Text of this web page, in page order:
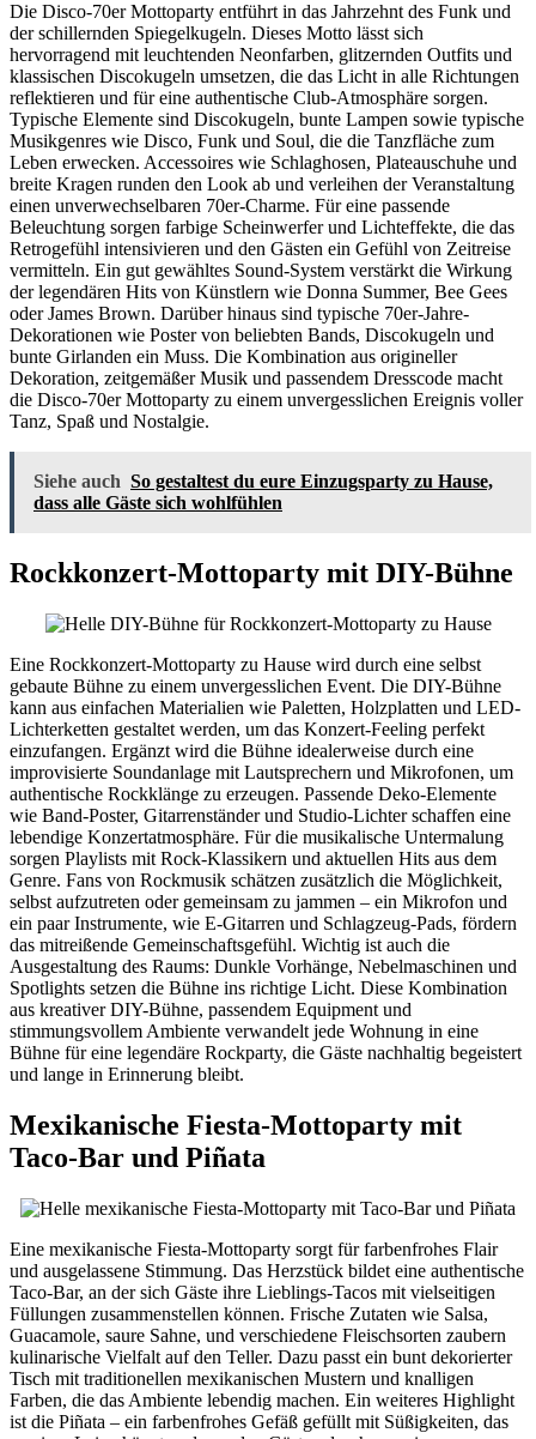
Die Disco-70er Mottoparty entführt in das Jahrzehnt des Funk und
der schillernden Spiegelkugeln. Dieses Motto lässt sich
hervorragend mit leuchtenden Neonfarben, glitzernden Outfits und
klassischen Discokugeln umsetzen, die das Licht in alle Richtungen
reflektieren und für eine authentische Club-Atmosphäre sorgen.
Typische Elemente sind Discokugeln, bunte Lampen sowie typische
Musikgenres wie Disco, Funk und Soul, die die Tanzfläche zum
Leben erwecken. Accessoires wie Schlaghosen, Plateauschuhe und
breite Kragen runden den Look ab und verleihen der Veranstaltung
einen unverwechselbaren 70er-Charme. Für eine passende
Beleuchtung sorgen farbige Scheinwerfer und Lichteffekte, die das
Retrogefühl intensivieren und den Gästen ein Gefühl von Zeitreise
vermitteln. Ein gut gewähltes Sound-System verstärkt die Wirkung
der legendären Hits von Künstlern wie Donna Summer, Bee Gees
oder James Brown. Darüber hinaus sind typische 70er-Jahre-
Dekorationen wie Poster von beliebten Bands, Discokugeln und
bunte Girlanden ein Muss. Die Kombination aus origineller
Dekoration, zeitgemäßer Musik und passendem Dresscode macht
die Disco-70er Mottoparty zu einem unvergesslichen Ereignis voller
Tanz, Spaß und Nostalgie.
Siehe auch So gestaltest du eure Einzugsparty zu Hause,
dass alle Gäste sich wohlfühlen
Rockkonzert-Mottoparty mit DIY-Bühne
Eine Rockkonzert-Mottoparty zu Hause wird durch eine selbst
gebaute Bühne zu einem unvergesslichen Event. Die DIY-Bühne
kann aus einfachen Materialien wie Paletten, Holzplatten und LED-
Lichterketten gestaltet werden, um das Konzert-Feeling perfekt
einzufangen. Ergänzt wird die Bühne idealerweise durch eine
improvisierte Soundanlage mit Lautsprechern und Mikrofonen, um
authentische Rockklänge zu erzeugen. Passende Deko-Elemente
wie Band-Poster, Gitarrenständer und Studio-Lichter schaffen eine
lebendige Konzertatmosphäre. Für die musikalische Untermalung
sorgen Playlists mit Rock-Klassikern und aktuellen Hits aus dem
Genre. Fans von Rockmusik schätzen zusätzlich die Möglichkeit,
selbst aufzutreten oder gemeinsam zu jammen – ein Mikrofon und
ein paar Instrumente, wie E-Gitarren und Schlagzeug-Pads, fördern
das mitreißende Gemeinschaftsgefühl. Wichtig ist auch die
Ausgestaltung des Raums: Dunkle Vorhänge, Nebelmaschinen und
Spotlights setzen die Bühne ins richtige Licht. Diese Kombination
aus kreativer DIY-Bühne, passendem Equipment und
stimmungsvollem Ambiente verwandelt jede Wohnung in eine
Bühne für eine legendäre Rockparty, die Gäste nachhaltig begeistert
und lange in Erinnerung bleibt.
Mexikanische Fiesta-Mottoparty mit
Taco-Bar und Piñata
Eine mexikanische Fiesta-Mottoparty sorgt für farbenfrohes Flair
und ausgelassene Stimmung. Das Herzstück bildet eine authentische
Taco-Bar, an der sich Gäste ihre Lieblings-Tacos mit vielseitigen
Füllungen zusammenstellen können. Frische Zutaten wie Salsa,
Guacamole, saure Sahne, und verschiedene Fleischsorten zaubern
kulinarische Vielfalt auf den Teller. Dazu passt ein bunt dekorierter
Tisch mit traditionellen mexikanischen Mustern und knalligen
Farben, die das Ambiente lebendig machen. Ein weiteres Highlight
ist die Piñata – ein farbenfrohes Gefäß gefüllt mit Süßigkeiten, das